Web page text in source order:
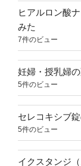
ヒアルロン酸
みた
7件のビュー
妊婦・授乳婦
5件のビュー
セレコキシブ
5件のビュー
イクスタンジ